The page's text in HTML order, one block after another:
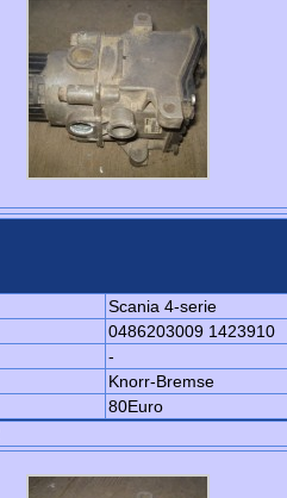
Scania 4-serie
0486203009 1423910
-
Knorr-Bremse
80Euro